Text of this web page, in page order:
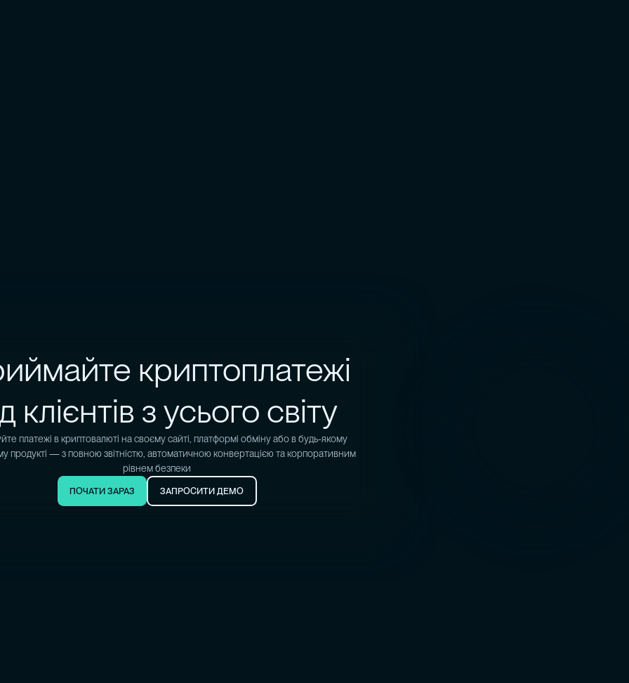
криптоплатежі
клієнтів з усього світу
платежі в криптовалюті на своєму сайті, платформі обміну або в будь-якому
продукті — з повною звітністю, автоматичною конвертацією та корпоративним
рівнем безпеки
ПОЧАТИ ЗАРАЗ ЗАПРОСИТИ ДЕМО